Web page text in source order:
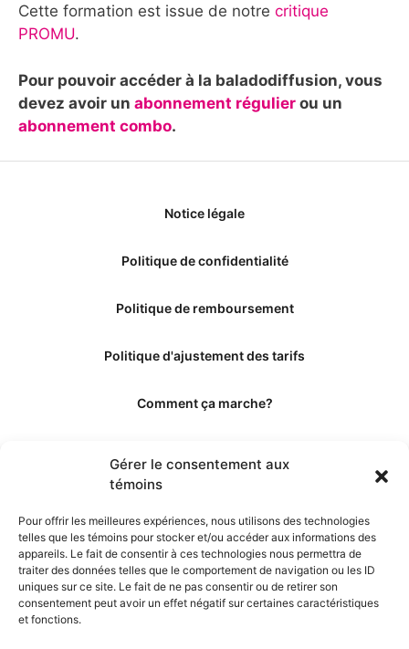
Gérer le consentement aux
témoins
Pour offrir les meilleures expériences, nous utilisons des technologies
telles que les témoins pour stocker et/ou accéder aux informations des
appareils. Le fait de consentir à ces technologies nous permettra de
traiter des données telles que le comportement de navigation ou les ID
uniques sur ce site. Le fait de ne pas consentir ou de retirer son
consentement peut avoir un effet négatif sur certaines caractéristiques
et fonctions.
Cette formation est issue de notre critique
PROMU.
Pour pouvoir accéder à la baladodiffusion, vous
devez avoir un abonnement régulier ou un
abonnement combo.
Notice légale
Politique de confidentialité
Politique de remboursement
Politique d'ajustement des tarifs
Comment ça marche?
Les éditeurs
Les experts et collaborateurs